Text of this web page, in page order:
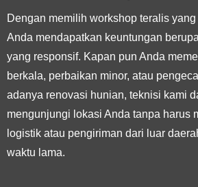
Dengan memilih workshop teralis
Anda mendapatkan keuntungan
yang responsif. Kapan pun Anda
berkala, perbaikan minor, atau
adanya renovasi hunian, teknisi kami
mengunjungi lokasi Anda tanpa harus
logistik atau pengiriman dari luar
waktu lama.